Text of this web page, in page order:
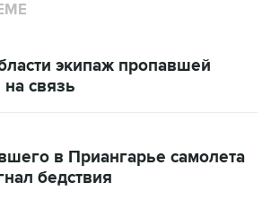
экипаж пропавшей
связь
в Приангарье самолета
бедствия